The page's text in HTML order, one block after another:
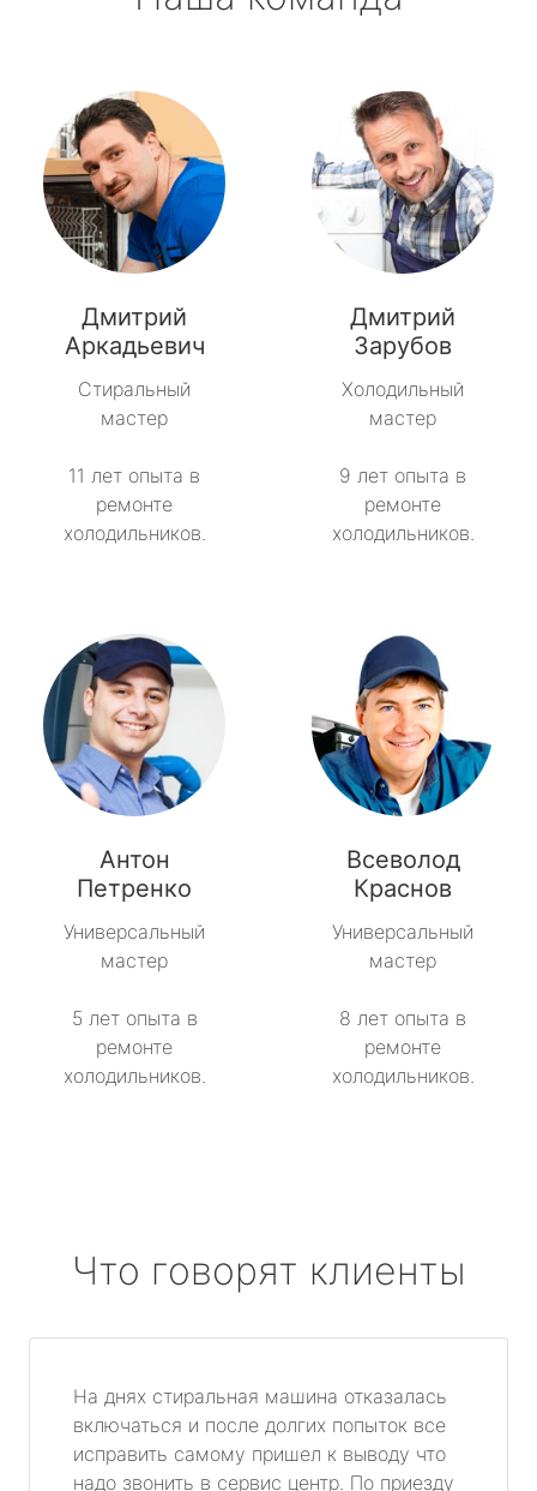
Дмитрий
Аркадьевич
Стиральный
мастер
11 лет опыта в
ремонте
холодильников.
Дмитрий
Зарубов
Холодильный
мастер
9 лет опыта в
ремонте
холодильников.
Антон
Петренко
Универсальный
мастер
5 лет опыта в
ремонте
холодильников.
Всеволод
Краснов
Универсальный
мастер
8 лет опыта в
ремонте
холодильников.
Что говорят клиенты
На днях стиральная машина отказалась
включаться и после долгих попыток все
исправить самому пришел к выводу что
надо звонить в сервис центр. По приезду